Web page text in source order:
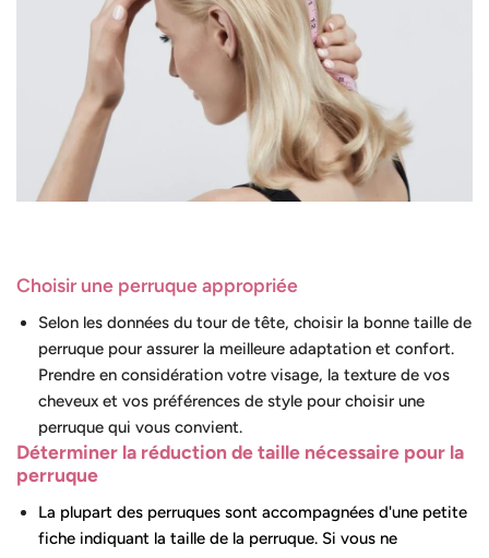
Choisir une perruque appropriée
Selon les données du tour de tête, choisir la bonne taille de
perruque pour assurer la meilleure adaptation et confort.
Prendre en considération votre visage, la texture de vos
cheveux et vos préférences de style pour choisir une
perruque qui vous convient.
Déterminer la réduction de taille nécessaire pour la
perruque
La plupart des perruques sont accompagnées d'une petite
fiche indiquant la taille de la perruque. Si vous ne